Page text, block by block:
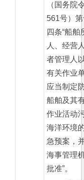
（国务院
561号）
四条“船舶
人、经营
者管理人
有关作业
应当制定
船舶及其
作业活动
海洋环境
急预案，
海事管理
批准”。